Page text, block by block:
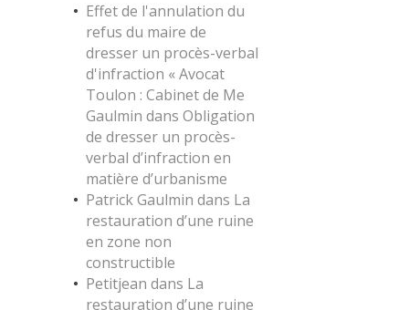
Effet de l'annulation du
refus du maire de
dresser un procès-verbal
d'infraction « Avocat
Toulon : Cabinet de Me
Gaulmin dans Obligation
de dresser un procès-
verbal d’infraction en
matière d’urbanisme
Patrick Gaulmin dans La
restauration d’une ruine
en zone non
constructible
Petitjean dans La
restauration d’une ruine